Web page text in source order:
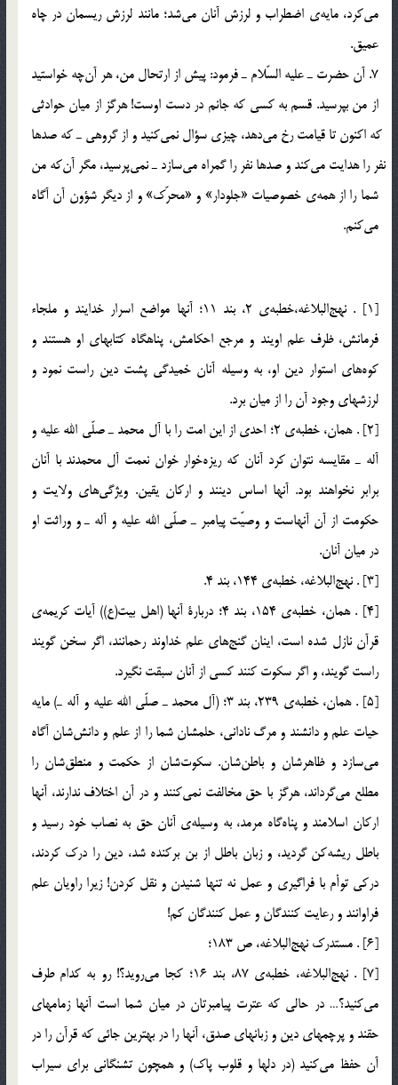
مي‎كرد، مايه‌ي اضطراب و لرزش آنان مي‎شد؛ مانند لرزش ريسمان در چاه
عميق.
7. آن حضرت ـ عليه السّلام ـ فرمود: پيش از ارتحال من، هر آن‎چه خواستيد
از من بپرسيد. قسم به كسي كه جانم در دست اوست! هرگز از ميان حوادثي
كه اكنون تا قيامت رخ مي‎دهد، چيزي سؤال نمي‎كنيد و از گروهي ـ كه صدها
نفر را هدايت مي‎كند و صدها نفر را گمراه مي‎سازد ـ نمي‎پرسيد، مگر آن‎كه من
شما را از همه‌ي خصوصيات «جلودار» و «محرّك» و از ديگر شؤون آن آگاه
مي‎كنم.
[1] . نهج‎البلاغه،خطبه‌ي 2، بند 11؛ آنها مواضع اسرار خدايند و ملجاء
فرمانش، ظرف علم اويند و مرجع احكامش، پناهگاه كتابهاي او هستند و
كوه‌هاي استوار دين او، به وسيله آنان خميدگي پشت دين راست نمود و
لرزشهاي وجود آن را از ميان برد.
[2] . همان، خطبه‌ي 2؛ احدي از اين امت را با آل محمد ـ صلّي الله عليه و
آله ـ مقايسه نتوان كرد آنان كه ريزه‌خوار خوان نعمت آل محمدند با آنان
برابر نخواهند بود. آنها اساس دينند و اركان يقين. ويژگي‌هاي ولايت و
حكومت از آن آنهاست و وصيّت پيامبر ـ صلّي الله عليه و آله ـ و وراثت او
در ميان آنان.
[3] . نهج‎البلاغه، خطبه‌ي 144، بند 4.
[4] . همان، خطبه‌ي 154، بند 4؛ دربارة آنها (اهل بيت(ع)) آيات كريمه‌ي
قرآن نازل شده است، اينان گنج‌هاي علم خداوند رحمانند، اگر سخن گويند
راست گويند، و اگر سكوت كنند كسي از آنان سبقت نگيرد.
[5] . همان، خطبه‌ي 239، بند 3؛ (آل محمد ـ صلّي الله عليه و آله ـ) مايه
حيات علم و دانشند و مرگ ناداني، حلمشان شما را از علم و دانش‌شان آگاه
مي‌سازد و ظاهرشان و باطن‌شان. سكوت‌شان از حكمت و منطق‌شان را
مطلع مي‌گرداند، هرگز با حق مخالفت نمي‌كنند و در آن اختلاف ندارند، آنها
اركان اسلامند و پناه‌گاه مرمد، به وسيله‌ي آنان حق به نصاب خود رسيد و
باطل ريشه‌كن گرديد، و زبان باطل از بن بركنده شد، دين را درك كردند،
دركي توأم با فراگيري و عمل نه تنها شنيدن و نقل كردن! زيرا راويان علم
فراوانند و رعايت كنندگان و عمل كنندگان كم!
[6] . مستدرك نهج‎البلاغه، ص 183؛
[7] . نهج‎البلاغه، خطبه‌ي 87، بند 16؛ كجا مي‌رويد؟! رو به كدام طرف
مي‌كنيد؟… در حالي كه عترت پيامبرتان در ميان شما است آنها زمامهاي
حقند و پرچمهاي دين و زبانهاي صدق، آنها را در بهترين جائي كه قرآن را در
آن حفظ مي‌كنيد (در دلها و قلوب پاك) و همچون تشنگاني براي سيراب